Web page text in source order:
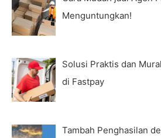
Menguntungkan!
Solusi Praktis dan
di Fastpay
Tambah Penghasilan